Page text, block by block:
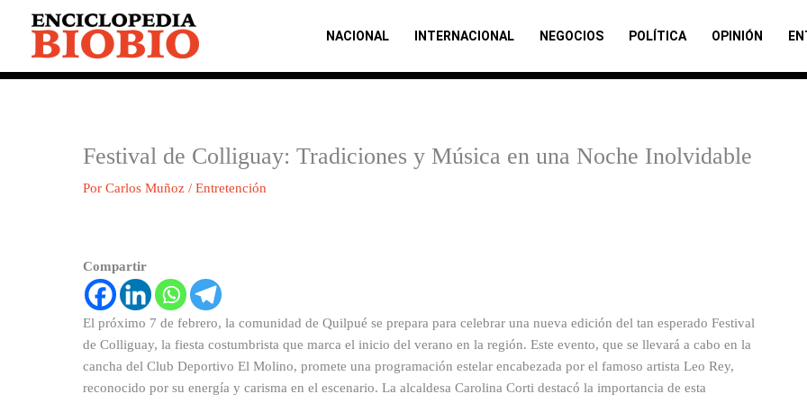
contenido
NACIONAL INTERNACIONAL NEGOCIOS POLÍTICA OPINIÓN
Festival de Colliguay: Tradiciones y Música en una Noche Inolvidable
Por Carlos Muñoz / Entretención
Compartir
El próximo 7 de febrero, la comunidad de Quilpué se prepara para celebrar una nueva edición del tan esperado Festival
de Colliguay, la fiesta costumbrista que marca el inicio del verano en la región. Este evento, que se llevará a cabo en la
cancha del Club Deportivo El Molino, promete una programación estelar encabezada por el famoso artista Leo Rey,
reconocido por su energía y carisma en el escenario. La alcaldesa Carolina Corti destacó la importancia de esta